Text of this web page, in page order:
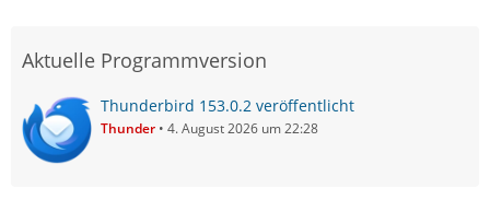
Aktuelle Programmversion
Thunderbird 153.0.2 veröffentlicht
Thunder 4. August 2026 um 22:28